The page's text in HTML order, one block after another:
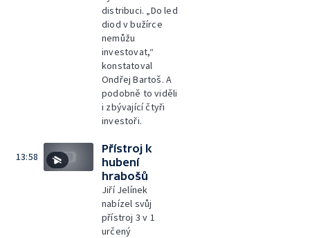
distribuci. „Do led
diod v bužírce
nemůžu
investovat,“
konstatoval
Ondřej Bartoš. A
podobně to viděli
i zbývající čtyři
investoři.
13:58
Přístroj k
hubení
hrabošů
Jiří Jelínek
nabízel svůj
přístroj 3 v 1
určený